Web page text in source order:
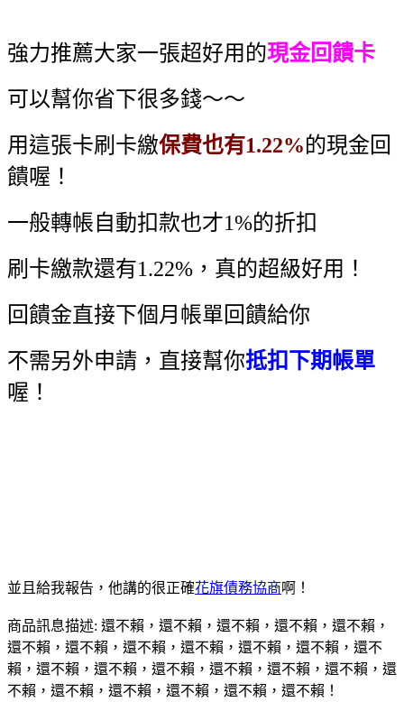
強力推薦大家一張超好用的現金回饋卡
可以幫你省下很多錢～～
用這張卡刷卡繳保費也有1.22%的現金回
饋喔！
一般轉帳自動扣款也才1%的折扣
刷卡繳款還有1.22%，真的超級好用！
回饋金直接下個月帳單回饋給你
不需另外申請，直接幫你抵扣下期帳單
喔！
並且給我報告，他講的很正確花旗債務協商啊！
商品訊息描述: 還不賴，還不賴，還不賴，還不賴，還不賴，
還不賴，還不賴，還不賴，還不賴，還不賴，還不賴，還不
賴，還不賴，還不賴，還不賴，還不賴，還不賴，還不賴，還
不賴，還不賴，還不賴，還不賴，還不賴，還不賴！